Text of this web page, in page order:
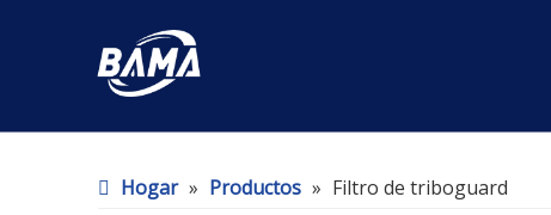
Hogar » Productos » Filtro de triboguard